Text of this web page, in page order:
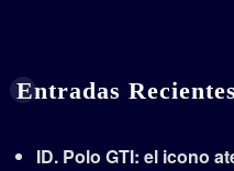
Entradas Recientes
ID. Polo GTI: el icono